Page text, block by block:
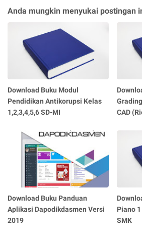
Anda mungkin menyukai postingan
Download Buku Modul
Pendidikan Antikorupsi Kelas
1,2,3,4,5,6 SD-MI
CAD
Download Buku Panduan
Aplikasi Dapodikdasmen Versi
2019
Piano
SMK